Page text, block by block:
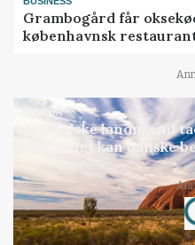
Grambogård får
københavnsk
KULTUR
Australske landmænd
klima: Det kan danske